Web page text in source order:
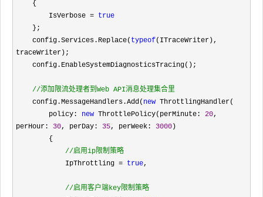
        IsVerbose
= true
    config.Services.Replace(
typeof(ITraceWriter),
traceWriter);
//添加限流处理者到Web API消息处理集合里
    config.MessageHandlers.Add(
new ThrottlingHandler(
        policy:
new ThrottlePolicy(perMinute: 20,
perHour: 30, perDay: 35, perWeek: 3000 )
//启用ip限制策略
            IpThrottling =
true,
//启用客户端key限制策略